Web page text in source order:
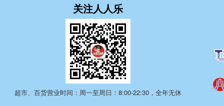
关注人人乐
超市、百货营业时间：周一至周日：8:00-22:30，全年无休